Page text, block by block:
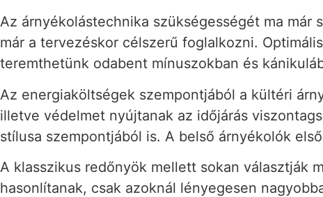
Az árnyékolástechnika szükségességét ma
már a tervezéskor célszerű foglalkozni.
teremthetünk odabent mínuszokban és
Az energiaköltségek szempontjából a kültéri
illetve védelmet nyújtanak az időjárás
stílusa szempontjából is. A belső árnyékolók
A klasszikus redőnyök mellett sokan választják
hasonlítanak, csak azoknál lényegesen